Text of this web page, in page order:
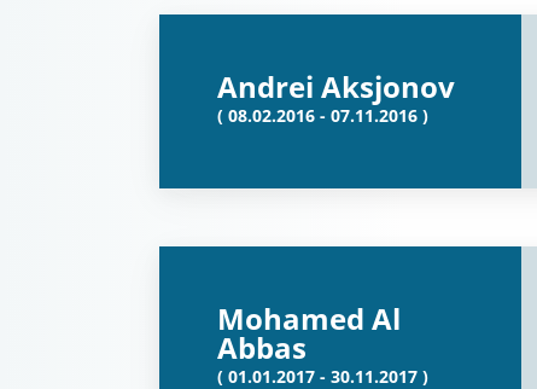
Andrei Aksjonov
( 08.02.2016 - 07.11.2016 )
Mohamed Al
Abbas
( 01.01.2017 - 30.11.2017 )